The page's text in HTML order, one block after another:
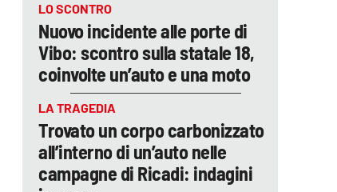
LO SCONTRO
Nuovo incidente alle porte di
Vibo: scontro sulla statale 18,
coinvolte un’auto e una moto
LA TRAGEDIA
Trovato un corpo carbonizzato
all’interno di un’auto nelle
campagne di Ricadi: indagini